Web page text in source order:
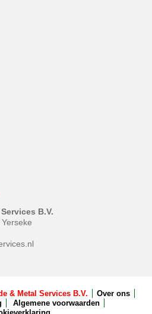
B.V.
& Metal Services B.V.
Over ons
Algemene voorwaarden